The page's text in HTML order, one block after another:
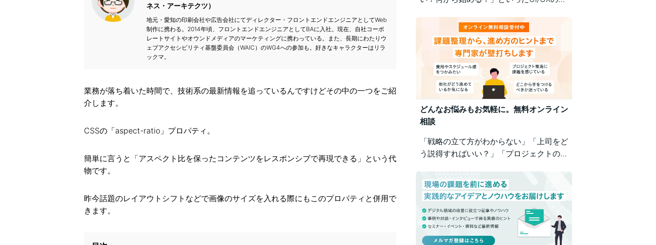
ネス・アーキテクツ）
地元・愛知の印刷会社や広告会社にてディレクター・フロントエンドエンジニアとしてWeb
制作に携わる。2014年頃、フロントエンドエンジニアとしてBAに入社。現在、自社コーポ
レートサイトやオウンドメディアのマーケティングに携わっている。また、長期にわたりウ
ェブアクセシビリティ基盤委員会（WAIC）のWG4への参加も。好きなキャラクターはリラ
ックマ。
業務が落ち着いた時間で、技術系の最新情報を追っているんですけどその中の一つをご紹
介します。
CSSの「aspect-ratio」プロパティ。
簡単に言うと「アスペクト比を保ったコンテンツをレスポンシブで再現できる」という代
物です。
昨今話題のレイアウトシフトなどで画像のサイズを入れる際にもこのプロパティと併用で
きます。
視点の改善ポイントで解決！組織内の意識
差に悩む方にもおすすめの実践型セミナー
です。
どんなお悩みもお気軽に。無料オンライン
相談
「戦略の立て方がわからない」「上司をど
う説得すればいい？」「プロジェクトの進
Business Architectsが、戦略から運用ま
で幅広くご相談を承ります。